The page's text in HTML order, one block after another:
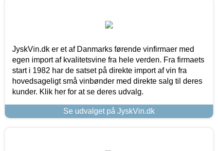
JyskVin.dk er et af Danmarks førende vinfirmaer med
egen import af kvalitetsvine fra hele verden. Fra firmaets
start i 1982 har de satset på direkte import af vin fra
hovedsageligt små vinbønder med direkte salg til deres
kunder. Klik her for at se deres udvalg.
Se udvalget på JyskVin.dk